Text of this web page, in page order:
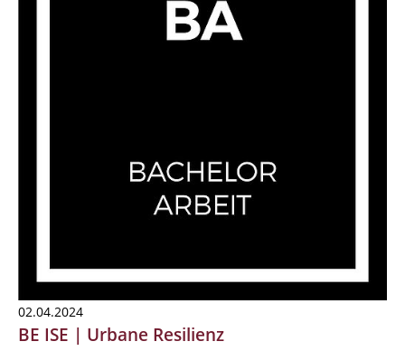
02.04.2024
BE ISE | Urbane Resilienz